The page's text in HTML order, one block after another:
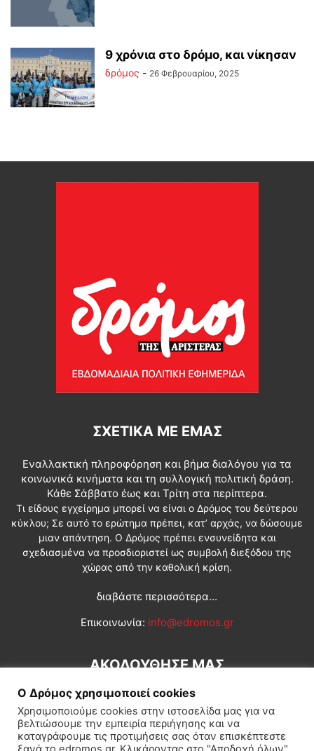
9 χρόνια στο δρόμο, και νίκησαν
δρόμος - 26 Φεβρουαρίου, 2025
ΣΧΕΤΙΚΆ ΜΕ ΕΜΆΣ
Εναλλακτική πληροφόρηση και βήμα διαλόγου για τα
κοινωνικά κινήματα και τη συλλογική πολιτική δράση.
Κάθε Σάββατο έως και Τρίτη στα περίπτερα.
Τι είδους εγχείρημα μπορεί να είναι ο Δρόμος του δεύτερου
κύκλου; Σε αυτό το ερώτημα πρέπει, κατ’ αρχάς, να δώσουμε
μιαν απάντηση. Ο Δρόμος πρέπει ενσυνείδητα και
σχεδιασμένα να προσδιοριστεί ως συμβολή διεξόδου της
χώρας από την καθολική κρίση.
διαβάστε περισσότερα...
Επικοινωνία: info@edromos.gr
ΑΚΟΛΟΥΘΗΣΕ ΜΑΣ
Ο Δρόμος χρησιμοποιεί cookies
Χρησιμοποιούμε cookies στην ιστοσελίδα μας για να
βελτιώσουμε την εμπειρία περιήγησης και να
καταγράφουμε τις προτιμήσεις σας όταν επισκέπτεστε